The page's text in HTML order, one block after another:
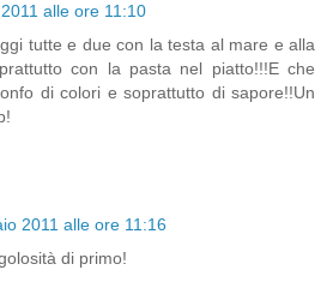
alle ore 11:10
tutte e due con la testa al mare e alla
con la pasta nel piatto!!!E che
di colori e soprattutto di sapore!!Un
2011 alle ore 11:16
di primo!